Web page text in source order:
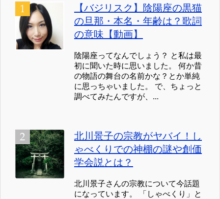
【バジリスク】陰陽座の黒猫
の旦那・本名・年齢は？歌詞
の意味【動画】
陰陽座ってなんでしょう？ と私は最
初に聞いた時に思いました。 何か昔
の物語の舞台の名前かな？とか単純
に思っちゃいました。 で、ちょっと
調べてみたんですが、...
北川景子の宗教がヤバイ！し
ゃべくりでの神棚の謎や創価
学会説とは？
北川景子さんの宗教について今話題
になっています。 「しゃべくり」と